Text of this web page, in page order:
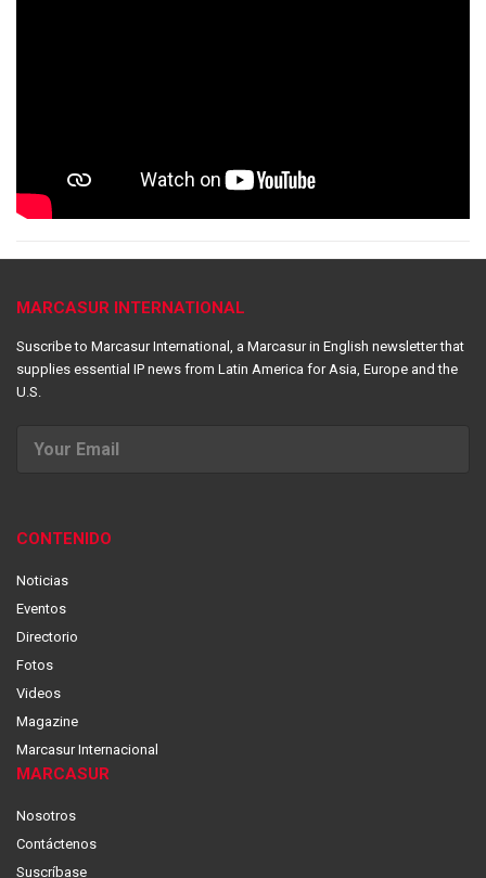
MARCASUR INTERNATIONAL
Suscribe to Marcasur International, a Marcasur in English newsletter that
supplies essential IP news from Latin America for Asia, Europe and the
U.S.
CONTENIDO
Noticias
Eventos
Directorio
Fotos
Videos
Magazine
Marcasur Internacional
MARCASUR
Nosotros
Contáctenos
Suscríbase